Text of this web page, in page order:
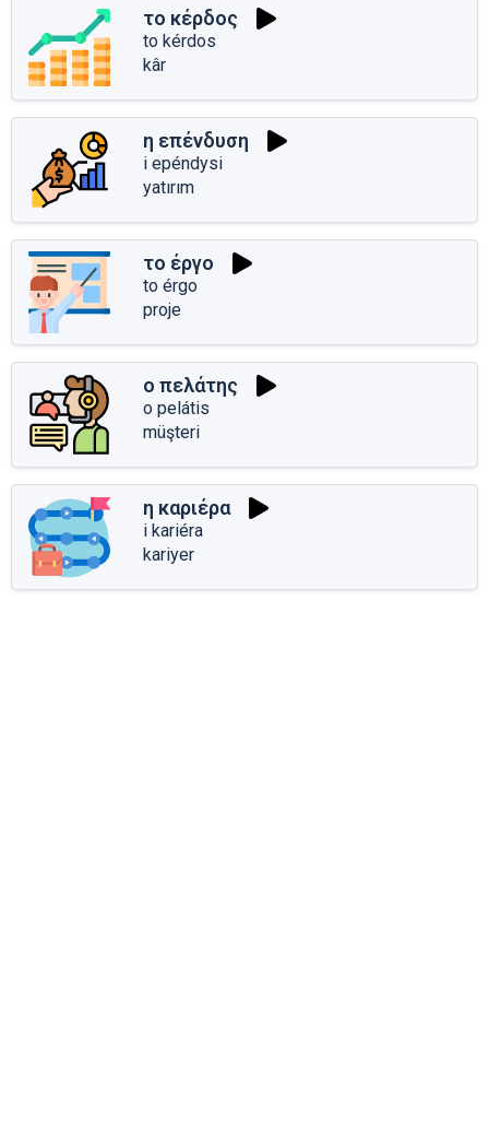
το κέρδος
to kérdos
kâr
η επένδυση
i epéndysi
yatırım
το έργο
to érgo
proje
ο πελάτης
o pelátis
müşteri
η καριέρα
i kariéra
kariyer